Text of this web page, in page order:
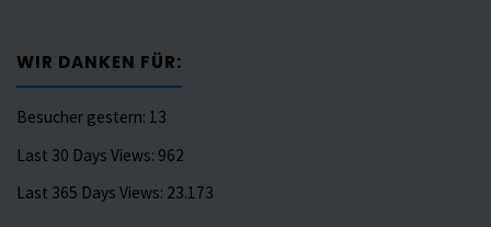
WIR DANKEN FÜR:
Besucher gestern: 13
Last 30 Days Views: 962
Last 365 Days Views: 23.173